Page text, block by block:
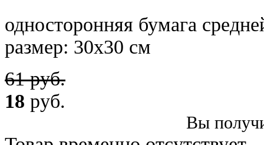
односторонняя бумага
размер: 30х30 см
61 руб.
18 руб.
Вы